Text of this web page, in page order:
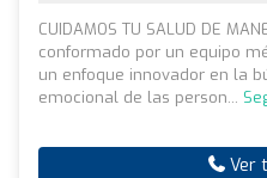
CUIDAMOS TU SALUD DE
conformado por un equipo
un enfoque innovador en la
emocional de las person...
Ver